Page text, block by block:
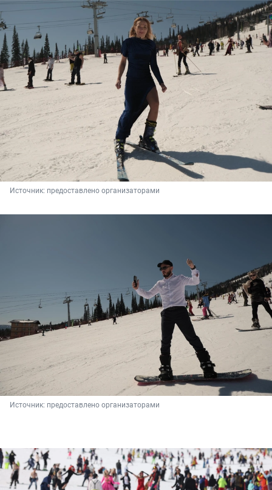
Источник: предоставлено организаторами
Источник: предоставлено организаторами